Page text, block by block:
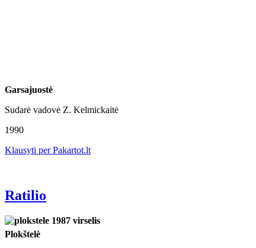
Garsajuostė
Sudarė vadovė Z. Kelmickaitė
1990
Klausyti per Pakartot.lt
Ratilio
Plokštelė